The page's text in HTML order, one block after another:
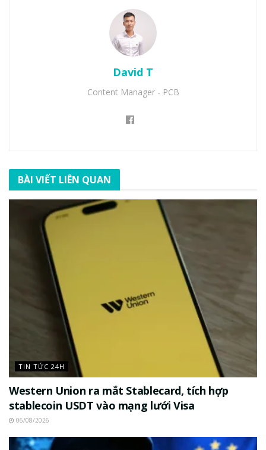
David T
Content Manager - PCB
BÀI VIẾT LIÊN QUAN
TIN TỨC 24H
Western Union ra mắt Stablecard, tích hợp
stablecoin USDT vào mạng lưới Visa
06/08/2026